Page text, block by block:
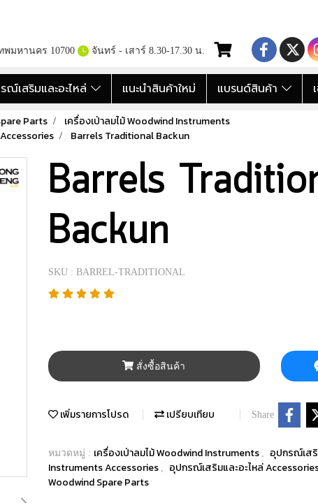
มหานคร 10700 จันทร์ - เสาร์ 8.30-17.30 น.
ณ์เสริมและอะไหล่ แนะนำสินค้าใหม่ แบรนด์สินค้า
Parts
เครื่องเป่าลมไม้ Woodwind Instruments
Barrels Traditional Backun
Barrels
Backun
SKU : BARREL-TRADITIONAL
สั่งซื้อสินค้า
เพิ่มรายการโปรด เปรียบเทียบ Share
หมวดหมู่ : เครื่องเป่าลมไม้ Woodwind Instruments
อุปกรณ์เสริ
Instruments Accessories
อุปกรณ์เสริมและอะไหล่
Woodwind Spare Parts